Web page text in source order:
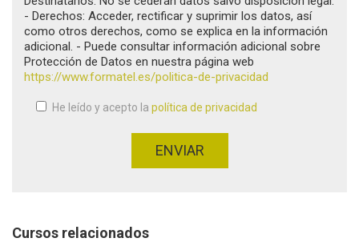
- Derechos: Acceder, rectificar y suprimir los datos, así
como otros derechos, como se explica en la información
adicional. - Puede consultar información adicional sobre
Protección de Datos en nuestra página web
https://www.formatel.es/politica-de-privacidad
He leído y acepto la política de privacidad
Aceptación de condiciones*
ENVIAR
Cursos relacionados